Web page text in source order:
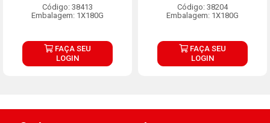
Código: 38413
Embalagem: 1X180G
FAÇA SEU
LOGIN
Código: 38204
Embalagem: 1X180G
FAÇA SEU
LOGIN